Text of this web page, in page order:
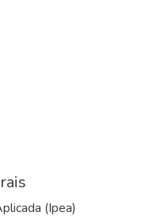
(Ipea)